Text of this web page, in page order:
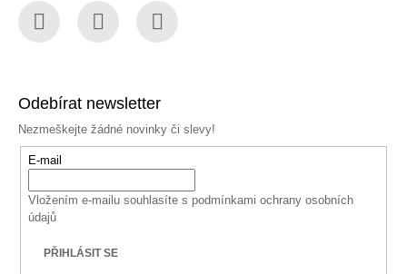
Odebírat newsletter
Nezmeškejte žádné novinky či slevy!
E-mail
Vložením e-mailu souhlasíte s podmínkami ochrany osobních
údajů
PŘIHLÁSIT SE